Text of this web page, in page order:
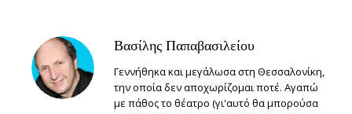
Βασίλης Παπαβασιλείου
Γεννήθηκα και μεγάλωσα στη Θεσσαλονίκη,
την οποία δεν αποχωρίζομαι ποτέ. Αγαπώ
με πάθος το θέατρο (γι'αυτό θα μπορούσα